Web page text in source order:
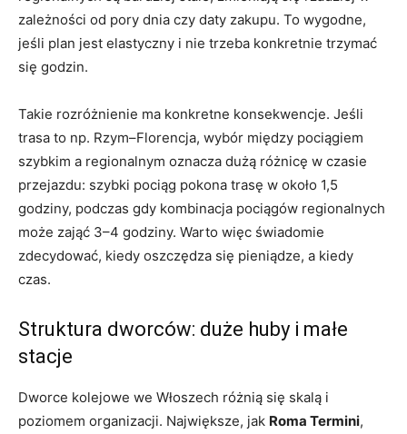
zależności od pory dnia czy daty zakupu. To wygodne,
jeśli plan jest elastyczny i nie trzeba konkretnie trzymać
się godzin.
Takie rozróżnienie ma konkretne konsekwencje. Jeśli
trasa to np. Rzym–Florencja, wybór między pociągiem
szybkim a regionalnym oznacza dużą różnicę w czasie
przejazdu: szybki pociąg pokona trasę w około 1,5
godziny, podczas gdy kombinacja pociągów regionalnych
może zająć 3–4 godziny. Warto więc świadomie
zdecydować, kiedy oszczędza się pieniądze, a kiedy
czas.
Struktura dworców: duże huby i małe
stacje
Dworce kolejowe we Włoszech różnią się skalą i
poziomem organizacji. Największe, jak Roma Termini,